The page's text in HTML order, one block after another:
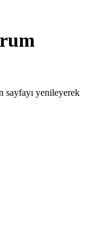
sayfayı yenileyerek